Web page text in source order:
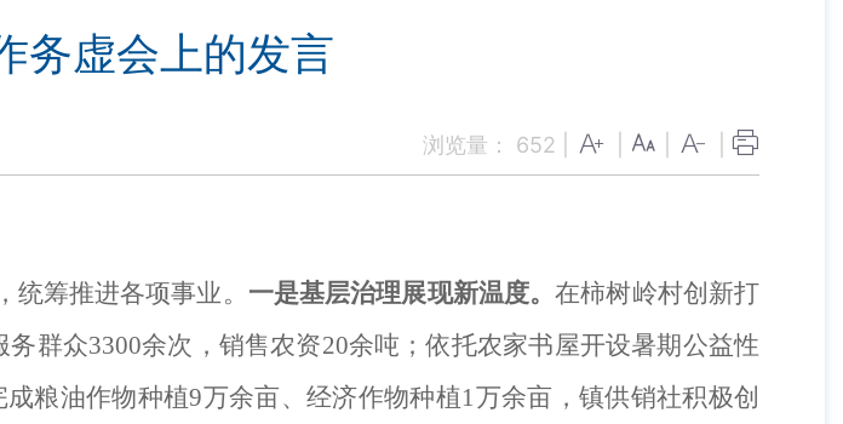
务虚会上的发言
浏览量： 652
统筹推进各项事业。 一是基层治理展现新温度。在柿树岭村创新打
务群众3300余次，销售农资20余吨 ；依托农家书屋开设暑期公益性
成粮油作物种植9万余亩、经济作物种植1万余亩，镇供销社积极创